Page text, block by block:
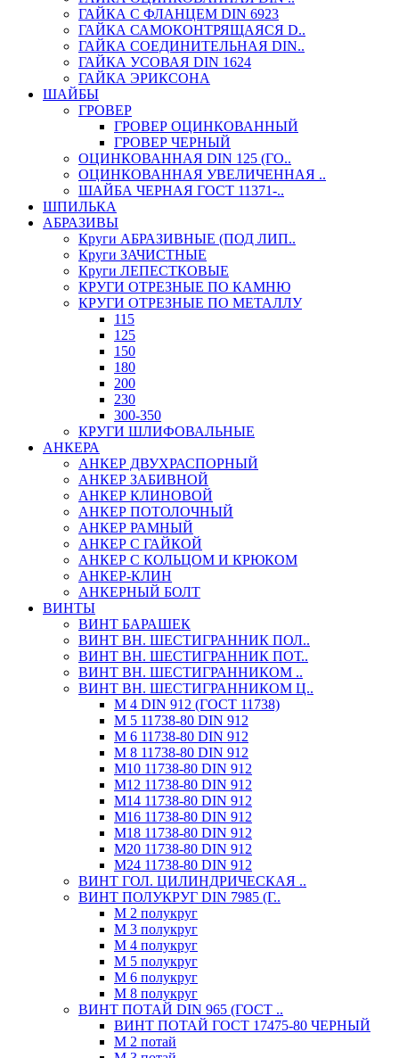
ГАЙКА С ФЛАНЦЕМ DIN 6923
ГАЙКА САМОКОНТРЯЩАЯСЯ D..
ГАЙКА СОЕДИНИТЕЛЬНАЯ DIN..
ГАЙКА УСОВАЯ DIN 1624
ГАЙКА ЭРИКСОНА
ШАЙБЫ
ГРОВЕР
ГРОВЕР ОЦИНКОВАННЫЙ
ГРОВЕР ЧЕРНЫЙ
ОЦИНКОВАННАЯ DIN 125 (ГО..
ОЦИНКОВАННАЯ УВЕЛИЧЕННАЯ ..
ШАЙБА ЧЕРНАЯ ГОСТ 11371-..
ШПИЛЬКА
АБРАЗИВЫ
Круги АБРАЗИВНЫЕ (ПОД ЛИП..
Круги ЗАЧИСТНЫЕ
Круги ЛЕПЕСТКОВЫЕ
КРУГИ ОТРЕЗНЫЕ ПО КАМНЮ
КРУГИ ОТРЕЗНЫЕ ПО МЕТАЛЛУ
115
125
150
180
200
230
300-350
КРУГИ ШЛИФОВАЛЬНЫЕ
АНКЕРА
АНКЕР ДВУХРАСПОРНЫЙ
АНКЕР ЗАБИВНОЙ
АНКЕР КЛИНОВОЙ
АНКЕР ПОТОЛОЧНЫЙ
АНКЕР РАМНЫЙ
АНКЕР С ГАЙКОЙ
АНКЕР С КОЛЬЦОМ И КРЮКОМ
АНКЕР-КЛИН
АНКЕРНЫЙ БОЛТ
ВИНТЫ
ВИНТ БАРАШЕК
ВИНТ ВН. ШЕСТИГРАННИК ПОЛ..
ВИНТ ВН. ШЕСТИГРАННИК ПОТ..
ВИНТ ВН. ШЕСТИГРАННИКОМ ..
ВИНТ ВН. ШЕСТИГРАННИКОМ Ц..
М 4 DIN 912 (ГОСТ 11738)
М 5 11738-80 DIN 912
М 6 11738-80 DIN 912
М 8 11738-80 DIN 912
М10 11738-80 DIN 912
М12 11738-80 DIN 912
М14 11738-80 DIN 912
М16 11738-80 DIN 912
М18 11738-80 DIN 912
М20 11738-80 DIN 912
М24 11738-80 DIN 912
ВИНТ ГОЛ. ЦИЛИНДРИЧЕСКАЯ ..
ВИНТ ПОЛУКРУГ DIN 7985 (Г..
М 2 полукруг
М 3 полукруг
М 4 полукруг
М 5 полукруг
М 6 полукруг
М 8 полукруг
ВИНТ ПОТАЙ DIN 965 (ГОСТ ..
ВИНТ ПОТАЙ ГОСТ 17475-80 ЧЕРНЫЙ
М 2 потай